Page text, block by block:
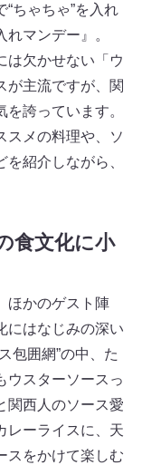
ちゃちゃ”を入れ
マンデー』。
は欠かせない「ウ
が主流ですが、関
誇っています。
スメの料理や、ソ
紹介しながら、
食文化に小
ほかのゲスト陣
にはなじみの深い
包囲網”の中、た
ウスターソースっ
西人のソース愛
レーライスに、天
をかけて楽しむ